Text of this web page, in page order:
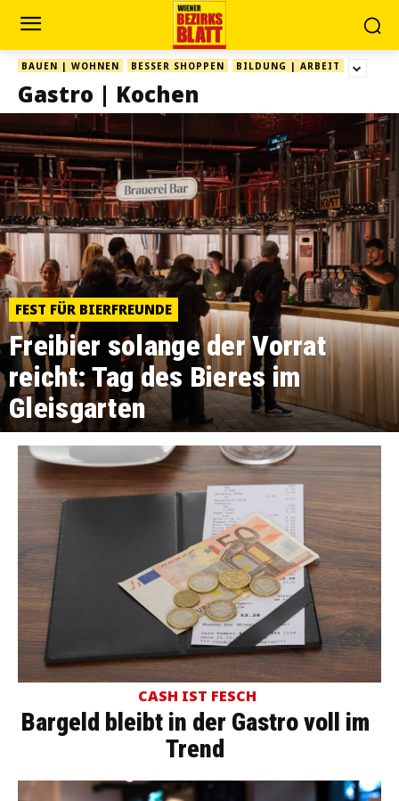
BAUEN | WOHNEN BESSER SHOPPEN BILDUNG | ARBEIT
Gastro | Kochen
FEST FÜR BIERFREUNDE
Freibier solange der Vorrat
reicht: Tag des Bieres im
Gleisgarten
CASH IST FESCH
Bargeld bleibt in der Gastro voll im
Trend